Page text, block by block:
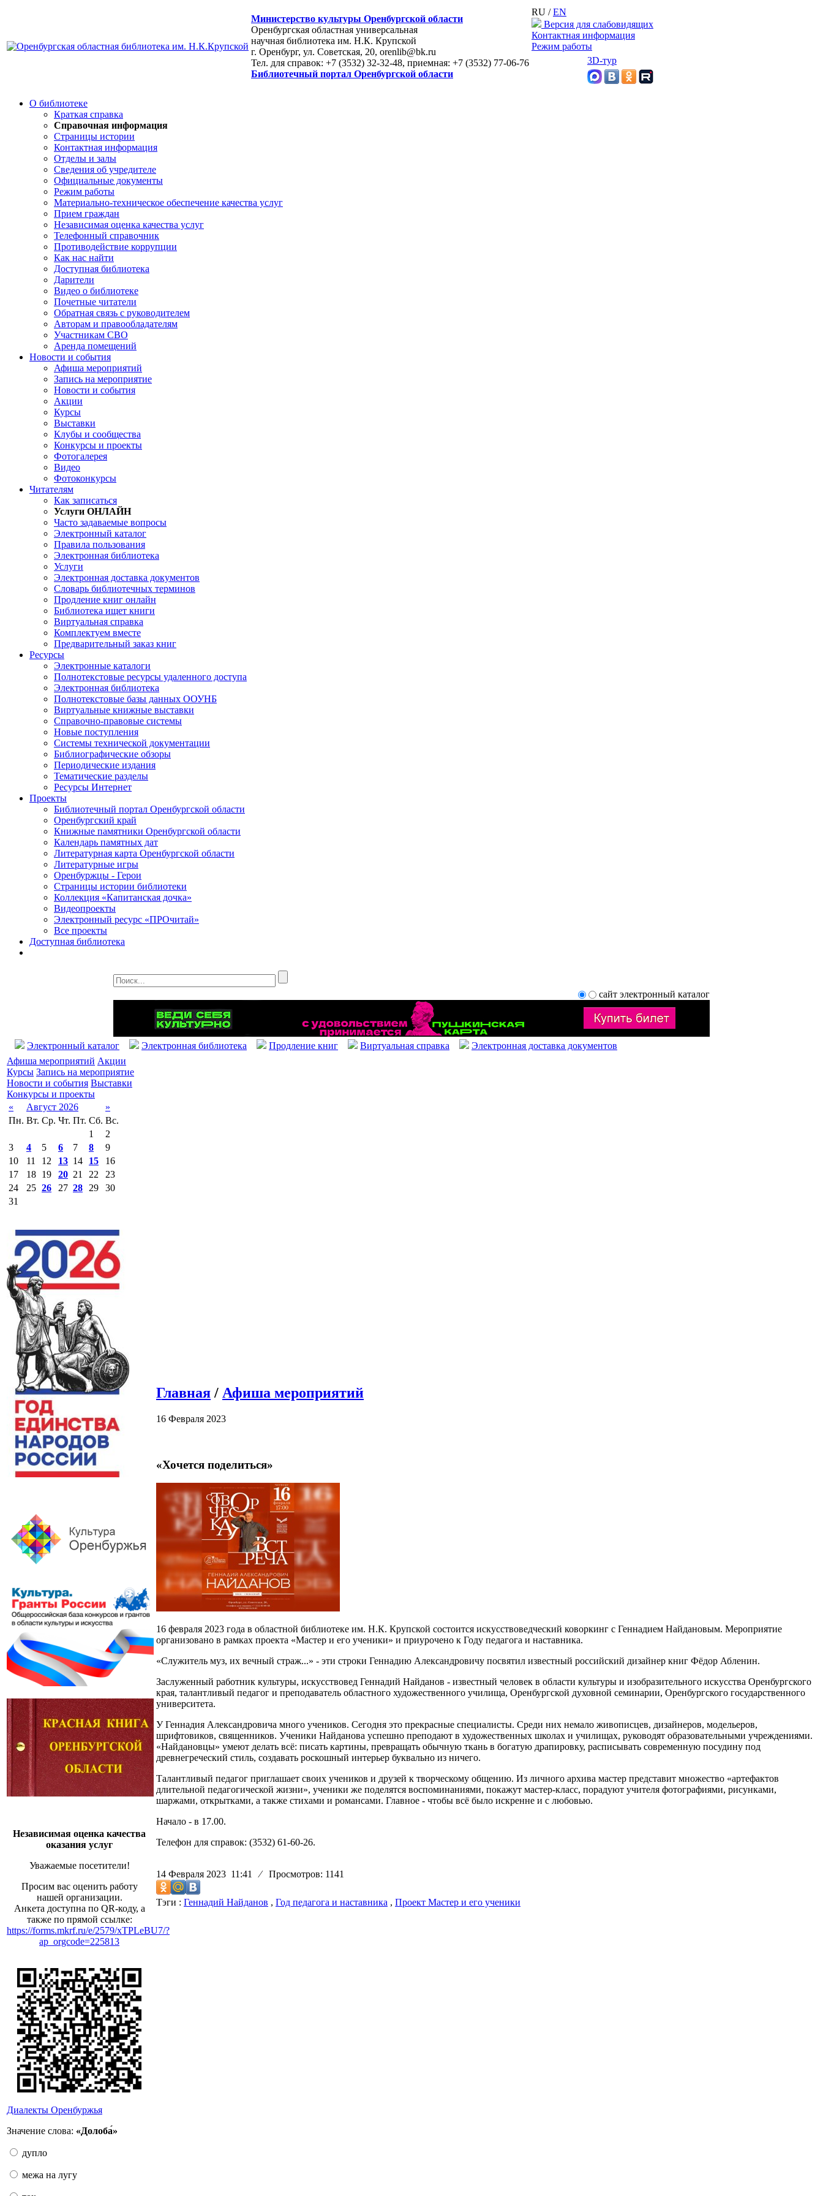
Министерство культуры Оренбургской области
Оренбургская областная универсальная
научная библиотека им. Н.К. Крупской
г. Оренбург, ул. Советская, 20, orenlib@bk.ru
Тел. для справок: +7 (3532) 32-32-48, приемная: +7 (3532) 77-06-76
Библиотечный портал Оренбургской области
RU /EN
Версия для слабовидящих
Контактная информация
Режим работы
3D-тур
О библиотеке
Краткая справка
Справочная информация
Страницы истории
Контактная информация
Отделы и залы
Сведения об учредителе
Официальные документы
Режим работы
Материально-техническое обеспечение качества услуг
Прием граждан
Независимая оценка качества услуг
Телефонный справочник
Противодействие коррупции
Как нас найти
Доступная библиотека
Дарители
Видео о библиотеке
Почетные читатели
Обратная связь с руководителем
Авторам и правообладателям
Участникам СВО
Аренда помещений
Новости и события
Афиша мероприятий
Запись на мероприятие
Новости и события
Акции
Курсы
Выставки
Клубы и сообщества
Конкурсы и проекты
Фотогалерея
Видео
Фотоконкурсы
Читателям
Как записаться
Услуги ОНЛАЙН
Часто задаваемые вопросы
Электронный каталог
Правила пользования
Электронная библиотека
Услуги
Электронная доставка документов
Словарь библиотечных терминов
Продление книг онлайн
Библиотека ищет книги
Виртуальная справка
Комплектуем вместе
Предварительный заказ книг
Ресурсы
Электронные каталоги
Полнотекстовые ресурсы удаленного доступа
Электронная библиотека
Полнотекстовые базы данных ООУНБ
Виртуальные книжные выставки
Справочно-правовые системы
Новые поступления
Cистемы технической документации
Библиографические обзоры
Периодические издания
Тематические разделы
Ресурсы Интернет
Проекты
Библиотечный портал Оренбургской области
Оренбургский край
Книжные памятники Оренбургской области
Календарь памятных дат
Литературная карта Оренбургской области
Литературные игры
Оренбуржцы - Герои
Страницы истории библиотеки
Коллекция «Капитанская дочка»
Видеопроекты
Электронный ресурс «ПРОчитай»
Все проекты
Доступная библиотека
сайт электронный каталог
Электронный каталог Электронная библиотека Продление книг Виртуальная справка
Электронная доставка документов
Афиша мероприятий Акции
Курсы Запись на мероприятие
Новости и события Выставки
Конкурсы и проекты
«
Август 2026
»
Пн. Вт. Ср. Чт. Пт. Сб. Вс.
1
2
3
4 5 6 7 8
9
10
11 12 13 14 15
16
17
18 19 20 21 22
23
24
25 26 27 28 29
30
31
Независимая оценка качества
оказания услуг
Уважаемые посетители!
Просим вас оценить работу
нашей организации.
Анкета доступна по QR-коду, а
также по прямой ссылке:
https://forms.mkrf.ru/e/2579/xTPLeBU7/?
ap_orgcode=225813
Диалекты Оренбуржья
Значение слова: «Долоба́»
дупло
межа на лугу
Главная / Афиша мероприятий
16 Февраля 2023
«Хочется поделиться»
16 февраля 2023 года в областной библиотеке им. Н.К. Крупской состоится искусствоведческий коворкинг с Геннадием Найдановым. Мероприятие
организовано в рамках проекта «Мастер и его ученики» и приурочено к Году педагога и наставника.
«Служитель муз, их вечный страж...» - эти строки Геннадию Александровичу посвятил известный российский дизайнер книг Фёдор Абленин.
Заслуженный работник культуры, искусствовед Геннадий Найданов - известный человек в области культуры и изобразительного искусства Оренбургского
края, талантливый педагог и преподаватель областного художественного училища, Оренбургской духовной семинарии, Оренбургского государственного
университета.
У Геннадия Александровича много учеников. Сегодня это прекрасные специалисты. Среди них немало живописцев, дизайнеров, модельеров,
шрифтовиков, священников. Ученики Найданова успешно преподают в художественных школах и училищах, руководят образовательными учреждениями.
«Найдановцы» умеют делать всё: писать картины, превращать обычную ткань в богатую драпировку, расписывать современную посудину под
древнегреческий стиль, создавать роскошный интерьер буквально из ничего.
Талантливый педагог приглашает своих учеников и друзей к творческому общению. Из личного архива мастер представит множество «артефактов
длительной педагогической жизни», ученики же поделятся воспоминаниями, покажут мастер-класс, порадуют учителя фотографиями, рисунками,
шаржами, открытками, а также стихами и романсами. Главное - чтобы всё было искренне и с любовью.
Начало - в 17.00.
Телефон для справок: (3532) 61-60-26.
14 Февраля 2023 11:41 ⁄ Просмотров: 1141
Тэги : Геннадий Найданов , Год педагога и наставника , Проект Мастер и его ученики